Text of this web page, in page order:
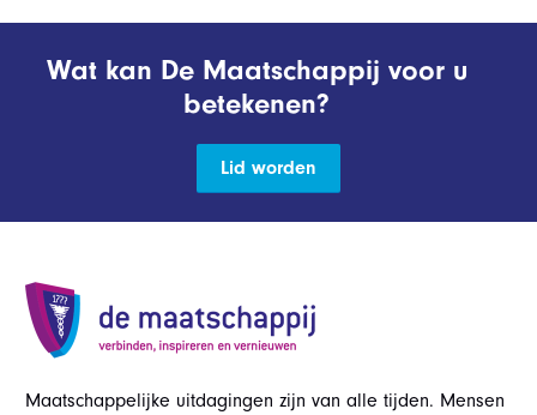
Wat kan De Maatschappij voor u
betekenen?
Lid worden
Maatschappelijke uitdagingen zijn van alle tijden. Mensen